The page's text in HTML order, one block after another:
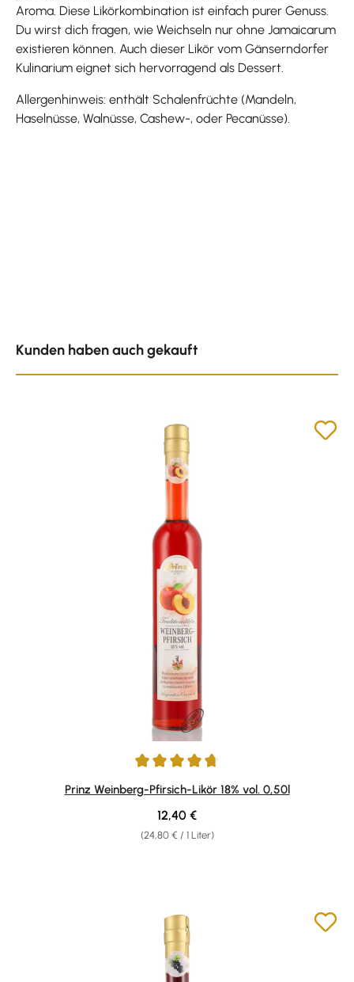
Aroma. Diese Likörkombination ist einfach purer Genuss.
Du wirst dich fragen, wie Weichseln nur ohne Jamaicarum
existieren können. Auch dieser Likör vom Gänserndorfer
Kulinarium eignet sich hervorragend als Dessert.
Allergenhinweis: enthält Schalenfrüchte (Mandeln,
Haselnüsse, Walnüsse, Cashew-, oder Pecanüsse).
Kunden haben auch gekauft
Durchschnittliche Bewertung von 4.87 von 5 Sternen
Prinz Weinberg-Pfirsich-Likör 18% vol. 0,50l
(24,80 € / 1 Liter)
Regulärer Preis:
12,40 €